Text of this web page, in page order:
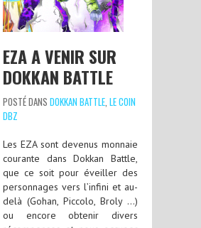
EZA A VENIR SUR
DOKKAN BATTLE
POSTÉ DANS DOKKAN BATTLE LE COIN
DBZ
Les EZA sont devenus monnaie
courante dans Dokkan Battle,
que ce soit pour éveiller des
personnages vers l’infini et au-
delà (Gohan, Piccolo, Broly …)
ou encore obtenir divers